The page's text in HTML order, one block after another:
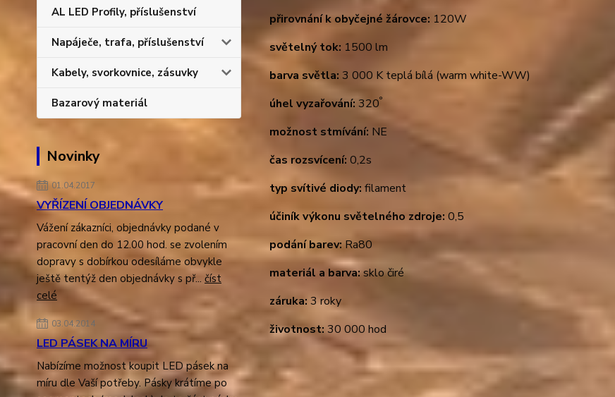
AL LED Profily, příslušenství
Napáječe, trafa, příslušenství
Kabely, svorkovnice, zásuvky
Bazarový materiál
Novinky
01.04.2017
VYŘÍZENÍ OBJEDNÁVKY
Vážení zákazníci, objednávky podané v
pracovní den do 12.00 hod. se zvolením
dopravy s dobírkou odesíláme obvykle
ještě tentýž den objednávky s př... číst
celé
03.04.2014
LED PÁSEK NA MÍRU
Nabízíme možnost koupit LED pásek na
míru dle Vaší potřeby. Pásky krátíme po
přirovnání k obyčejné žárovce: 120W
světelný tok: 1500 lm
barva světla: 3 000 K teplá bílá (warm white-WW)
úhel vyzařování: 320°
možnost stmívání: NE
čas rozsvícení: 0,2s
typ svítivé diody: filament
účiník výkonu světelného zdroje: 0,5
podání barev: Ra80
materiál a barva:sklo čiré
záruka: 3 roky
životnost: 30 000 hod